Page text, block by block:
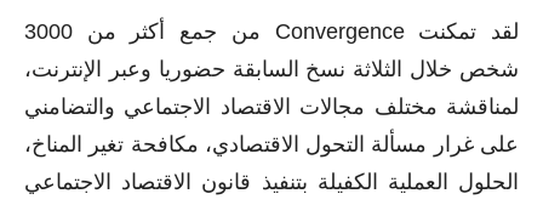
لقد تمكنتConvergence
من جمع أكثر من 3000
شخص خلال الثلاثة نسخ السابقة حضوريا وعبر الإنترنت،
لمناقشة مختلف مجالات الاقتصاد الاجتماعي والتضامني
على غرار مسألة التحول الاقتصادي، مكافحة تغير المناخ،
الحلول العملية الكفيلة بتنفيذ قانون الاقتصاد الاجتماعي